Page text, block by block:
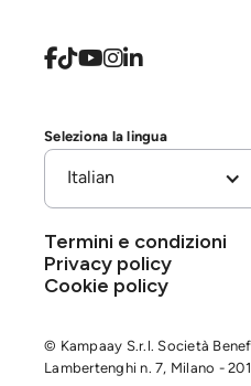

Seleziona la lingua
Italian
Termini e condizioni
Privacy policy
Cookie policy
© Kampaay S.r.l. Società
Lambertenghi n. 7, Milano -